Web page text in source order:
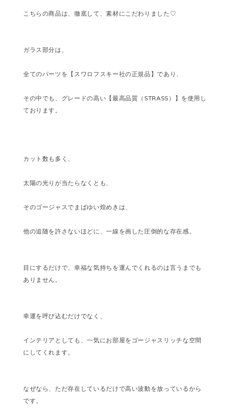
こちらの商品は、徹底して、素材にこだわりました♡
ガラス部分は、
全てのパーツを【スワロフスキー社の正規品】であり、
その中でも、グレードの高い【最高品質（STRASS）】を使用し
ております。
カット数も多く、
太陽の光りが当たらなくとも、
そのゴージャスでまばゆい煌めきは、
他の追随を許さないほどに、一線を画した圧倒的な存在感。
目にするだけで、幸福な気持ちを運んでくれるのは言うまでも
ありません。
幸運を呼び込むだけでなく、
インテリアとしても、一気にお部屋をゴージャスリッチな空間
にしてくれます。
なぜなら、ただ存在しているだけで高い波動を放っているから
です。